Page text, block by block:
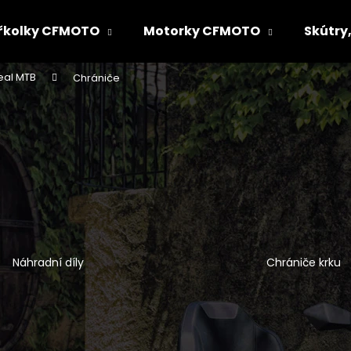
CFMOTO Motorky CFMOTO
MTB Chrániče
Náhradní díly Chrániče krku
Co potřebujete najít?
HLEDAT
Doporučujeme